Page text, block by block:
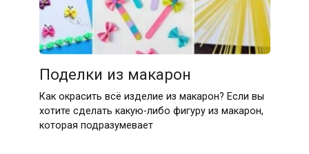
Поделки из макарон
Как окрасить всё изделие из макарон? Если вы
хотите сделать какую-либо фигуру из макарон,
которая подразумевает